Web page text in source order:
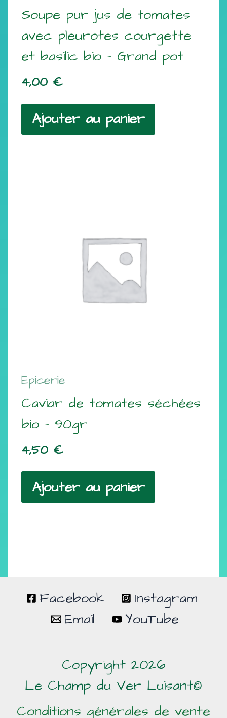
Soupe pur jus de tomates
avec pleurotes courgette
et basilic bio – Grand pot
4,00 €
Ajouter au panier
Epicerie
Caviar de tomates séchées
bio – 90gr
4,50 €
Ajouter au panier
Facebook
Instagram
Email
YouTube
Copyright 2026
Le Champ du Ver Luisant©
Conditions générales de vente